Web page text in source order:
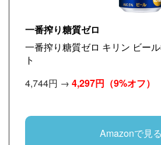
一番搾り糖質ゼロ
一番搾り糖質ゼロ キリン ビー
ト
4,744円 → 4,297円 （9%オフ）
Amazonで見る